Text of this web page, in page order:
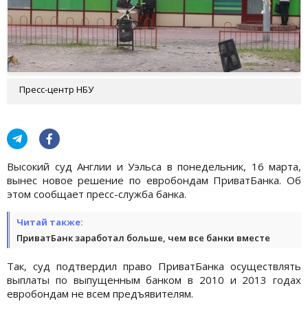
Пресс-центр НБУ
Высокий суд Англии и Уэльса в понедельник, 16 марта,
вынес новое решение по евробондам ПриватБанка. Об
этом сообщает пресс-служба банка.
Читай также:
ПриватБанк заработал больше, чем все банки вместе
Так, суд подтвердил право ПриватБанка осуществлять
выплаты по выпущенным банком в 2010 и 2013 годах
евробондам не всем предъявителям.